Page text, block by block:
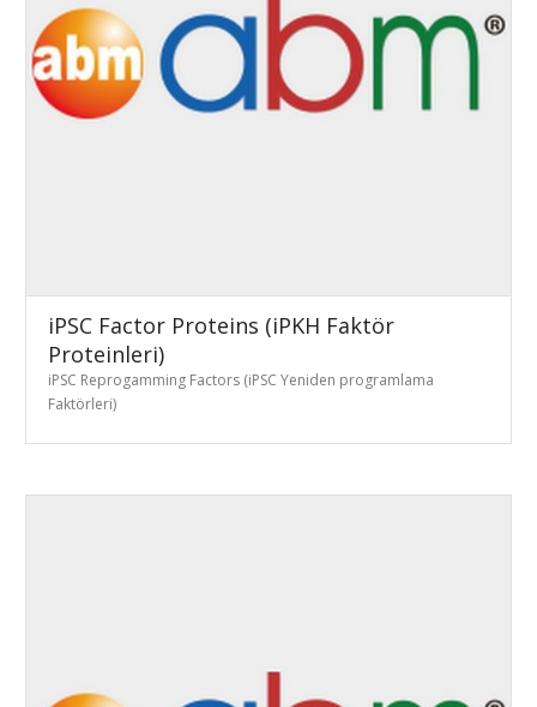
iPSC Factor Proteins (iPKH Faktör
Proteinleri)
iPSC Reprogamming Factors (iPSC Yeniden programlama
Faktörleri)